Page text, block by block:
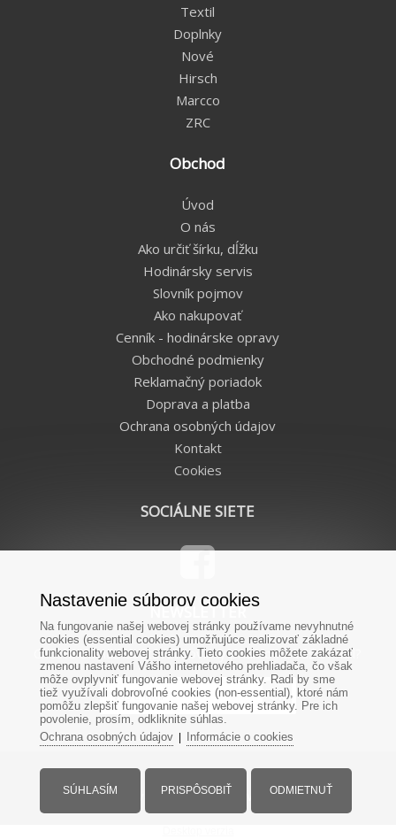
Textil
Doplnky
Nové
Hirsch
Marcco
ZRC
Obchod
Úvod
O nás
Ako určiť šírku, dĺžku
Hodinársky servis
Slovník pojmov
Ako nakupovať
Cenník - hodinárske opravy
Obchodné podmienky
Reklamačný poriadok
Doprava a platba
Ochrana osobných údajov
Kontakt
Cookies
SOCIÁLNE SIETE
NEWSLETTER
Chcete od nás dostávať novinky priamo na Váš e-mail?
© Všetky práva vyhradené - www.remienky.sk
Nastavenie súborov cookies
Na fungovanie našej webovej stránky používame nevyhnutné
cookies (essential cookies) umožňujúce realizovať základné
funkcionality webovej stránky. Tieto cookies môžete zakázať
zmenou nastavení Vášho internetového prehliadača, čo však
môže ovplyvniť fungovanie webovej stránky. Radi by sme
tiež využívali dobrovoľné cookies (non-essential), ktoré nám
pomôžu zlepšiť fungovanie našej webovej stránky. Pre ich
povolenie, prosím, odkliknite súhlas.
Ochrana osobných údajov| Informácie o cookies
SÚHLASÍM PRISPÔSOBIŤ ODMIETNUŤ